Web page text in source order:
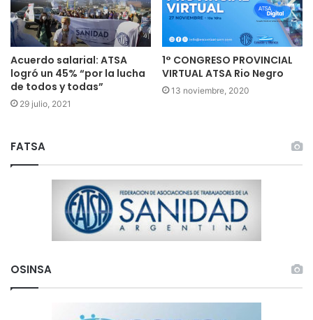
Acuerdo salarial: ATSA
logró un 45% “por la lucha
de todos y todas”
29 julio, 2021
1° CONGRESO PROVINCIAL
VIRTUAL ATSA Rio Negro
13 noviembre, 2020
FATSA
OSINSA